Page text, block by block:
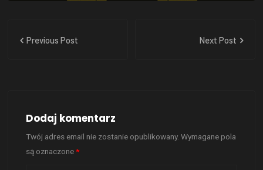
Previous Post Next Post
Dodaj komentarz
Twój adres email nie zostanie opublikowany. Wymagane pola
są oznaczone*